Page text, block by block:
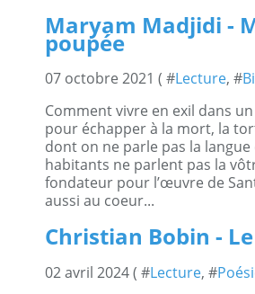
Maryam Madjidi -
poupée
07 octobre 2021 ( #Lecture, #
Comment vivre en exil dans
pour échapper à la mort, la
dont on ne parle pas la
habitants ne parlent pas la
fondateur pour l’œuvre de
aussi au coeur...
Christian Bobin -
02 avril 2024 ( #Lecture, #